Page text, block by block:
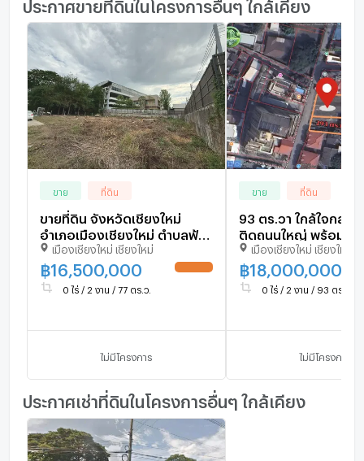
ประกาศขายที่ดินในโครงการอื่นๆ ใกล้เคียง
ขาย ที่ดิน
ขายที่ดิน จังหวัดเชียงใหม่
อำเภอเมืองเชียงใหม่ ตำบลฟ้า
ฮ่าม 277 ตรว. (น้ำไม่ท่วม)
ผังเมืองสีส้ม หน้ากว้าง 36
เมตร
เมืองเชียงใหม่ เชียงใหม่
฿16,500,000
0 ไร่ / 2 งาน / 77 ตร.ว.
ไม่มีโครงการ
ขาย ที่ดิน
93 ตร.วา ใกล้ใจกลาง
ติดถนนใหญ่ พร้อมสร้
เมืองเชียงใหม่ เชียงใหม่
฿18,000,000
0 ไร่ / 2 งาน / 93 ตร.ว.
ไม่มีโครงการ
ประกาศเช่าที่ดินในโครงการอื่นๆ ใกล้เคียง